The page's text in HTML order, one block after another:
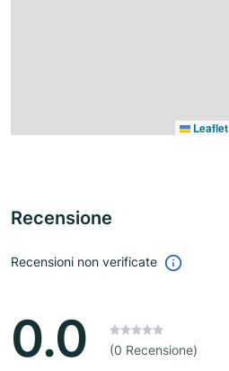
Leaflet
Recensione
Recensioni non verificate
0.0 (0 Recensione)